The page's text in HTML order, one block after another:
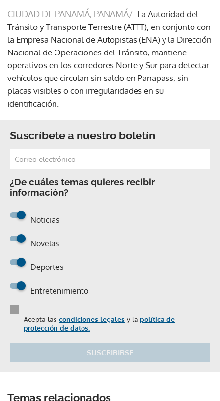
CIUDAD DE PANAMÁ, PANAMÁ/ La Autoridad del
Tránsito y Transporte Terrestre (ATTT), en conjunto con
la Empresa Nacional de Autopistas (ENA) y la Dirección
Nacional de Operaciones del Tránsito, mantiene
operativos en los corredores Norte y Sur para detectar
vehículos que circulan sin saldo en Panapass, sin
placas visibles o con irregularidades en su
identificación.
Suscríbete a nuestro boletín
¿De cuáles temas quieres recibir
información?
Noticias
Novelas
Deportes
Entretenimiento
Acepta las condiciones legales y la política de
protección de datos.
SUSCRIBIRSE
Temas relacionados